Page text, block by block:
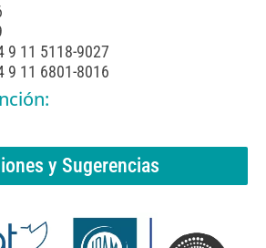
9 11 5118-9027
9 11 6801-8016
y Sugerencias